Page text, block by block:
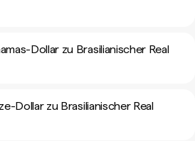
Dollar zu Brasilianischer Real
Dollar zu Brasilianischer Real